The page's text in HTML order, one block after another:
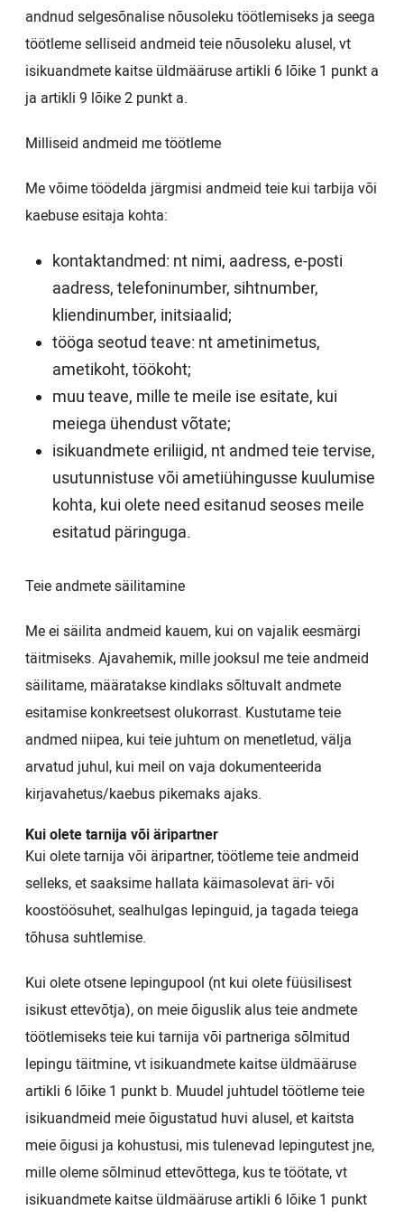
andnud selgesõnalise nõusoleku töötlemiseks ja seega
töötleme selliseid andmeid teie nõusoleku alusel, vt
isikuandmete kaitse üldmääruse artikli 6 lõike 1 punkt a
ja artikli 9 lõike 2 punkt a.
Milliseid andmeid me töötleme
Me võime töödelda järgmisi andmeid teie kui tarbija või
kaebuse esitaja kohta:
kontaktandmed: nt nimi, aadress, e-posti
aadress, telefoninumber, sihtnumber,
kliendinumber, initsiaalid;
tööga seotud teave: nt ametinimetus,
ametikoht, töökoht;
muu teave, mille te meile ise esitate, kui
meiega ühendust võtate;
isikuandmete eriliigid, nt andmed teie tervise,
usutunnistuse või ametiühingusse kuulumise
kohta, kui olete need esitanud seoses meile
esitatud päringuga.
Teie andmete säilitamine
Me ei säilita andmeid kauem, kui on vajalik eesmärgi
täitmiseks. Ajavahemik, mille jooksul me teie andmeid
säilitame, määratakse kindlaks sõltuvalt andmete
esitamise konkreetsest olukorrast. Kustutame teie
andmed niipea, kui teie juhtum on menetletud, välja
arvatud juhul, kui meil on vaja dokumenteerida
kirjavahetus/kaebus pikemaks ajaks.
Kui olete tarnija või äripartner
Kui olete tarnija või äripartner, töötleme teie andmeid
selleks, et saaksime hallata käimasolevat äri- või
koostöösuhet, sealhulgas lepinguid, ja tagada teiega
tõhusa suhtlemise.
Kui olete otsene lepingupool (nt kui olete füüsilisest
isikust ettevõtja), on meie õiguslik alus teie andmete
töötlemiseks teie kui tarnija või partneriga sõlmitud
lepingu täitmine, vt isikuandmete kaitse üldmääruse
artikli 6 lõike 1 punkt b. Muudel juhtudel töötleme teie
isikuandmeid meie õigustatud huvi alusel, et kaitsta
meie õigusi ja kohustusi, mis tulenevad lepingutest jne,
mille oleme sõlminud ettevõttega, kus te töötate, vt
isikuandmete kaitse üldmääruse artikli 6 lõike 1 punkt